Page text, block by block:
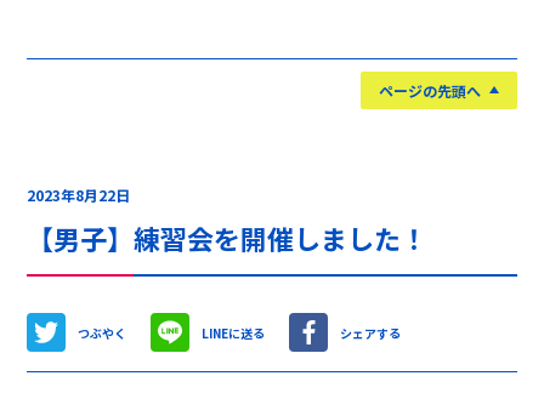
ページの先頭へ
2023年8月22日
【男子】練習会を開催しました！
つぶやく LINEに送る シェアする